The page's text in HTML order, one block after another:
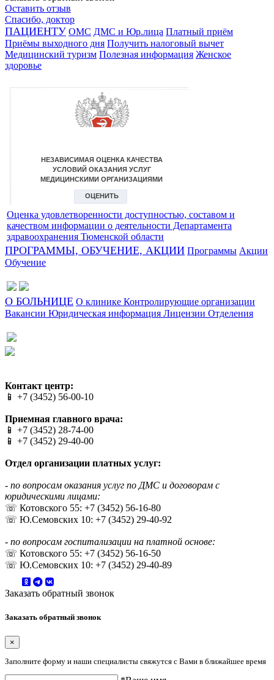
Оставить отзыв
Спасибо, доктор
ПАЦИЕНТУ ОМС ДМС и Юр.лица Платный приём
Приёмы выходного дня Получить налоговый вычет
Медицинский туризм Полезная информация Женское
здоровье
Оценка удовлетворенности доступностью, составом и
качеством информации о деятельности Департамента
здравоохранения Тюменской области
ПРОГРАММЫ, ОБУЧЕНИЕ, АКЦИИ Программы Акции
Обучение
О БОЛЬНИЦЕ О клинике Контролирующие организации
Вакансии Юридическая информация Лицензии Отделения
Контакт центр:
📱 +7 (3452) 56-00-10
Приемная главного врача:
📱 +7 (3452) 28-74-00
📱 +7 (3452) 29-40-00
Отдел организации платных услуг:
- по вопросам оказания услуг по ДМС и договорам с
юридическими лицами:
☏ Котовского 55: +7 (3452) 56-16-80
☏ Ю.Семовских 10: +7 (3452) 29-40-92
- по вопросам госпитализации на платной основе:
☏ Котовского 55: +7 (3452) 56-16-50
☏ Ю.Семовских 10: +7 (3452) 29-40-89
Заказать обратный звонок
Заказать обратный звонок
×
Заполните форму и наши специалисты свяжутся с Вами в ближайшее время